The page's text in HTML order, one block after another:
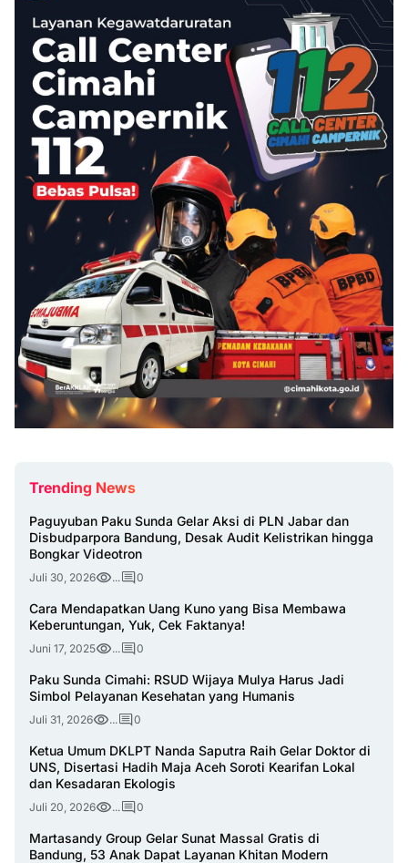
Trending News
Paguyuban Paku Sunda Gelar Aksi di PLN Jabar dan
Disbudparpora Bandung, Desak Audit Kelistrikan hingga
Bongkar Videotron
Juli 30, 2026 ... 0
Cara Mendapatkan Uang Kuno yang Bisa Membawa
Keberuntungan, Yuk, Cek Faktanya!
Juni 17, 2025 ... 0
Paku Sunda Cimahi: RSUD Wijaya Mulya Harus Jadi
Simbol Pelayanan Kesehatan yang Humanis
Juli 31, 2026 ... 0
Ketua Umum DKLPT Nanda Saputra Raih Gelar Doktor di
UNS, Disertasi Hadih Maja Aceh Soroti Kearifan Lokal
dan Kesadaran Ekologis
Juli 20, 2026 ... 0
Martasandy Group Gelar Sunat Massal Gratis di
Bandung, 53 Anak Dapat Layanan Khitan Modern